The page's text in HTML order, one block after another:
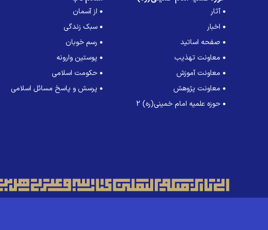
آثار
اخبار
صفحه اساتید
معاونت تهذیب
معاونت آموزش
معاونت پژوهش
حوزه علمیه امام خمینی(ره) 2
از آسمان
سبک زندگی
رسم خوبان
پوستین وارونه
حکومت اسلامی
پرسش و پاسخ مسائل اسلامی